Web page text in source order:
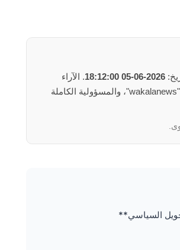
2026-06-05 18:12:00
. الآراء
والمعلومات الواردة في هذا المأوضح لا تعبر بالضرورة عن رأي موقع "wakalanews"، والمسؤولية الكاملة
السياسي**